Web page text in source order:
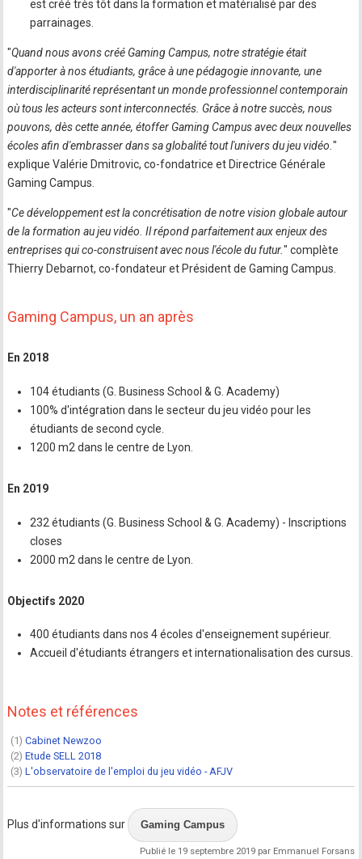
est créé très tôt dans la formation et matérialisé par des
parrainages.
"Quand nous avons créé Gaming Campus, notre stratégie était
d'apporter à nos étudiants, grâce à une pédagogie innovante, une
interdisciplinarité représentant un monde professionnel contemporain
où tous les acteurs sont interconnectés. Grâce à notre succès, nous
pouvons, dès cette année, étoffer Gaming Campus avec deux nouvelles
écoles afin d'embrasser dans sa globalité tout l'univers du jeu vidéo."
explique Valérie Dmitrovic, co-fondatrice et Directrice Générale
Gaming Campus.
"Ce développement est la concrétisation de notre vision globale autour
de la formation au jeu vidéo. Il répond parfaitement aux enjeux des
entreprises qui co-construisent avec nous l'école du futur." complète
Thierry Debarnot, co-fondateur et Président de Gaming Campus.
Gaming Campus, un an après
En 2018
104 étudiants (G. Business School & G. Academy)
100% d'intégration dans le secteur du jeu vidéo pour les
étudiants de second cycle.
1200 m2 dans le centre de Lyon.
En 2019
232 étudiants (G. Business School & G. Academy) - Inscriptions
closes
2000 m2 dans le centre de Lyon.
Objectifs 2020
400 étudiants dans nos 4 écoles d'enseignement supérieur.
Accueil d'étudiants étrangers et internationalisation des cursus.
Notes et références
(1)Cabinet Newzoo
(2)Etude SELL 2018
(3)L'observatoire de l'emploi du jeu vidéo - AFJV
Plus d'informations sur Gaming Campus
Publié le 19 septembre 2019 par Emmanuel Forsans